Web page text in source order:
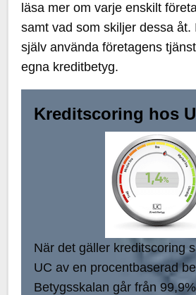
läsa mer om varje enskilt
samt vad som skiljer dessa åt.
själv använda företagens
egna kreditbetyg.
Kreditscoring hos
När det gäller kreditscoring
UC av en procentbaserad
Betygsskalan går från